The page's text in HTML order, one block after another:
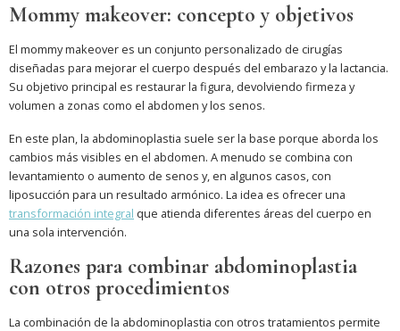
Mommy makeover: concepto y objetivos
El mommy makeover es un conjunto personalizado de cirugías
diseñadas para mejorar el cuerpo después del embarazo y la lactancia.
Su objetivo principal es restaurar la figura, devolviendo firmeza y
volumen a zonas como el abdomen y los senos.
En este plan, la abdominoplastia suele ser la base porque aborda los
cambios más visibles en el abdomen. A menudo se combina con
levantamiento o aumento de senos y, en algunos casos, con
liposucción para un resultado armónico. La idea es ofrecer una
transformación integral que atienda diferentes áreas del cuerpo en
una sola intervención.
Razones para combinar abdominoplastia
con otros procedimientos
La combinación de la abdominoplastia con otros tratamientos permite